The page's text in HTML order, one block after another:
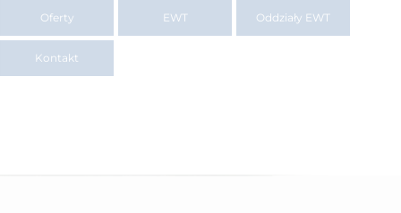
Oferty EWT Oddziały EWT
Kontakt